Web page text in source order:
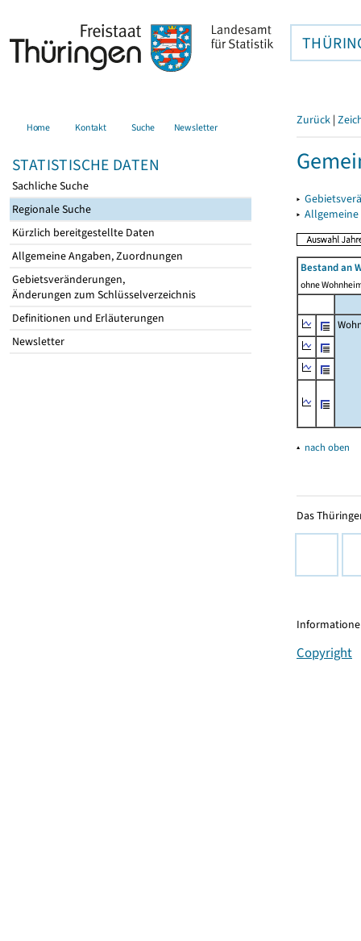
Home Kontakt Suche Newsletter
STATISTISCHE DATEN
Sachliche Suche
Regionale Suche
Kürzlich bereitgestellte Daten
Allgemeine Angaben, Zuordnungen
Gebietsveränderungen,
Änderungen zum Schlüsselverzeichnis
Definitionen und Erläuterungen
Newsletter
Zurück |
▸
▸
Bestand an
ohne
▴ nach oben
Das
Copyright